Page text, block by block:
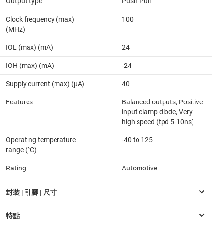
Clock frequency (max)
(MHz)
100
IOL (max) (mA) 24
IOH (max) (mA) -24
Supply current (max) (µA) 40
Features
Balanced outputs, Positive
input clamp diode, Very
high speed (tpd 5-10ns)
Operating temperature
range (°C)
-40 to 125
Rating Automotive